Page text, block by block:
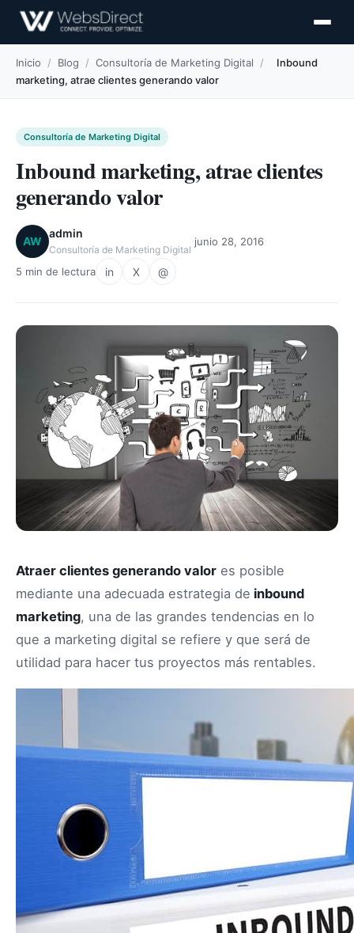
Inicio / Blog / Consultoría de Marketing Digital /
Inbound
marketing, atrae clientes generando valor
Consultoría de Marketing Digital
Inbound marketing, atrae clientes
generando valor
AW
admin
Consultoría de Marketing Digital
junio 28, 2016
5 min de lectura in X @
Atraer clientes generando valor es posible
mediante una adecuada estrategia de inbound
marketing, una de las grandes tendencias en lo
que a marketing digital se refiere y que será de
utilidad para hacer tus proyectos más rentables.